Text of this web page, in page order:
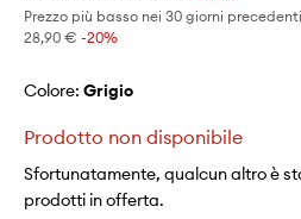
Prezzo più basso nei 30 giorni
28,90 € -20%
Colore: grigio
Prodotto non disponibile
Sfortunatamente, qualcun altro è
prodotti in offerta.